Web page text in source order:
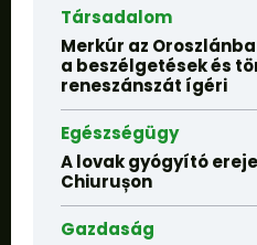
Társadalom
Merkúr az
a beszélgetések és
reneszánszát ígéri
Egészségügy
A lovak gyógyító
Chiurușon
Gazdaság